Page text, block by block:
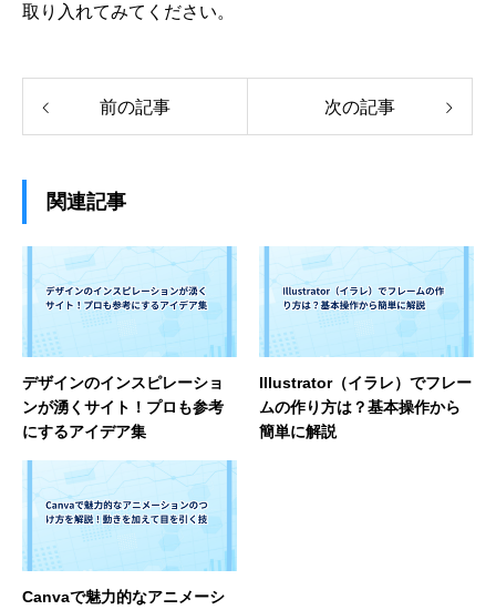
取り入れてみてください。
前の記事 次の記事
関連記事
デザインのインスピレーショ
ンが湧くサイト！プロも参考
にするアイデア集
Illustrator（イラレ）でフレー
ムの作り方は？基本操作から
簡単に解説
Canvaで魅力的なアニメーシ